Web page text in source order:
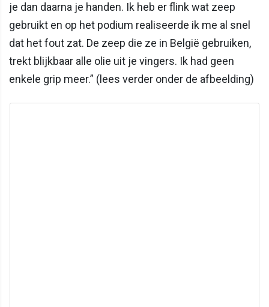
je dan daarna je handen. Ik heb er flink wat zeep
gebruikt en op het podium realiseerde ik me al snel
dat het fout zat. De zeep die ze in België gebruiken,
trekt blijkbaar alle olie uit je vingers. Ik had geen
enkele grip meer.” (lees verder onder de afbeelding)